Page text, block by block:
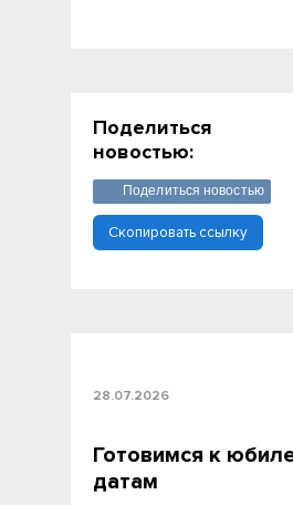
28.07.2026
Готовимся к
датам
Поделиться
новостью:
Поделиться новостью
Скопировать ссылку